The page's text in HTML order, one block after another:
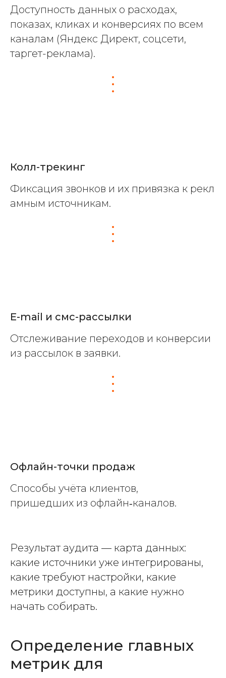
Доступность данных о расходах,
показах, кликах и конверсиях по всем
каналам (Яндекс Директ, соцсети,
таргет-реклама).
Колл-трекинг
Фиксация звонков и их привязка к рекл
амным источникам.
E-mail и смс-рассылки
Отслеживание переходов и конверсии
из рассылок в заявки.
Офлайн-точки продаж
Способы учёта клиентов,
пришедших из офлайн‑каналов.
Результат аудита — карта данных:
какие источники уже интегрированы,
какие требуют настройки, какие
метрики доступны, а какие нужно
начать собирать.
Определение главных
метрик для